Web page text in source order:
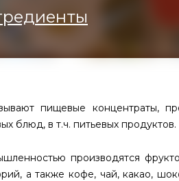
пищевые концентраты,
блюд, в т.ч. питьевых продуктов.
производятся
а также кофе, чай, какао,